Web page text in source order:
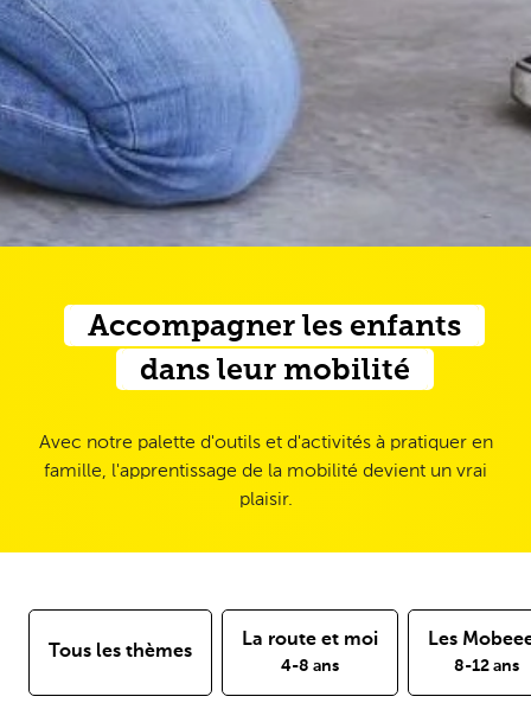
Accompagner les enfants
dans leur mobilité
Avec notre palette d'outils et d'activités à pratiquer en
famille, l'apprentissage de la mobilité devient un vrai
plaisir.
Tous les thèmes
La route et moi
4-8 ans
Les
8-12 ans